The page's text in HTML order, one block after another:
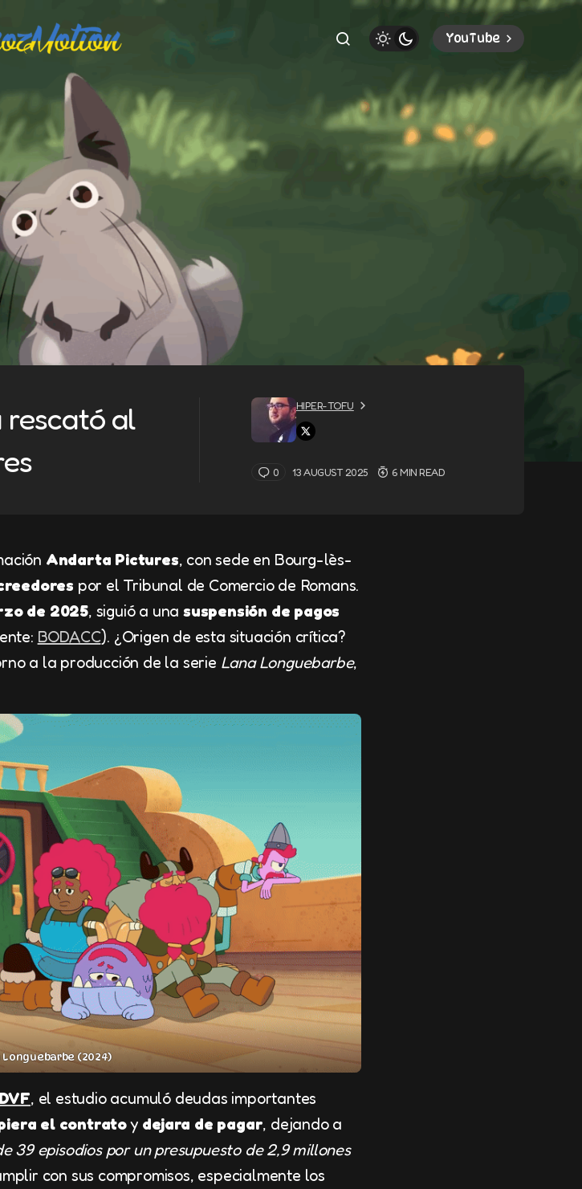
YouTube
rescató al
HIPER-TOFU
0 13 AUGUST 2025 6 MIN READ
Andarta Pictures, con sede en Bourg-lès-
por el Tribunal de Comercio de Romans.
de 2025, siguió a unasuspensión de pagos
BODACC). ¿Origen de esta situación crítica?
a la producción de la serie Lana Longuebarbe,
Longuebarbe (2024)
, el estudio acumuló deudas importantes
el contratoy dejara de pagar, dejando a
39 episodios por un presupuesto de 2,9 millones
con sus compromisos, especialmente los